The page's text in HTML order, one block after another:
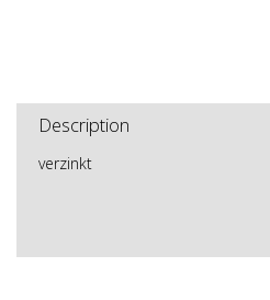
Description
verzinkt